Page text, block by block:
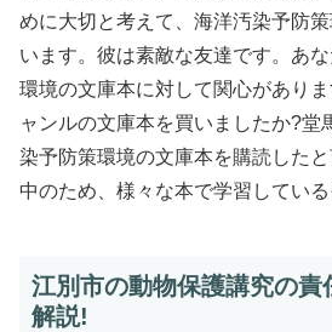
めに大切と考えて、海洋汚染予防
います。彼は素敵な友達です。あ
環境の文庫本に対して関心があり
ャンルの文庫本を買いましたか?堂
染予防策環境の文庫本を購読した
中のため、様々な本で学習している
江別市の動物保護講究の責
解説!